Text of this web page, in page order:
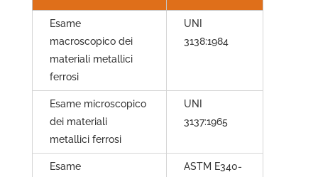
Esame
macroscopico dei
materiali metallici
ferrosi
UNI
3138:1984
Esame microscopico
dei materiali
metallici ferrosi
UNI
3137:1965
Esame
ASTM E340-